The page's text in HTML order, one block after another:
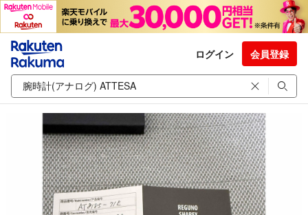
ログイン 会員登録